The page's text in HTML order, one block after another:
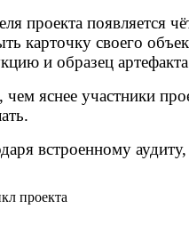
проекта появляется
карточку своего
и образец
яснее участники
встроенному
проекта